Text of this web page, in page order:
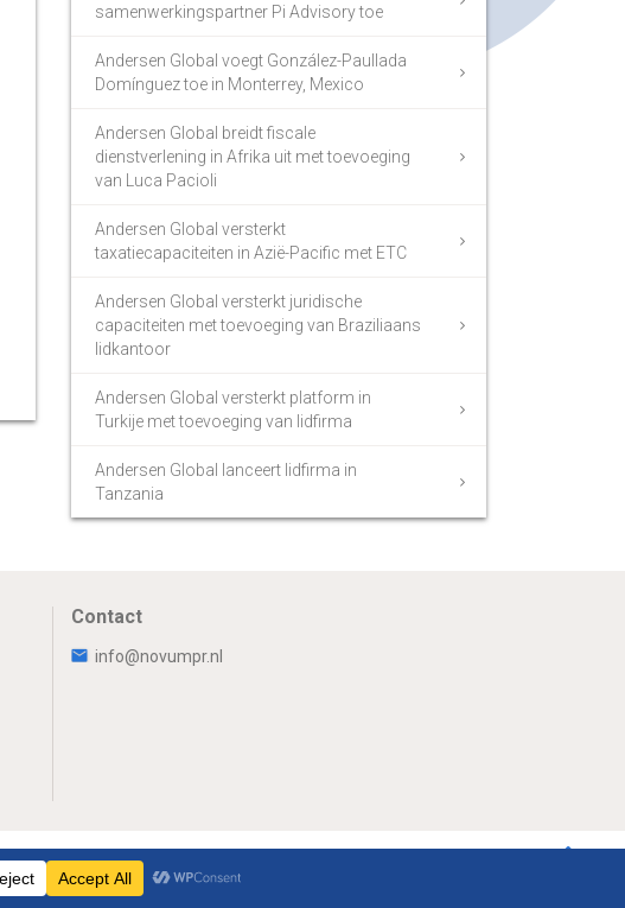
samenwerkingspartner Pi Advisory toe
Andersen Global voegt González-Paullada
Domínguez toe in Monterrey, Mexico
Andersen Global breidt fiscale
dienstverlening in Afrika uit met toevoeging
van Luca Pacioli
Andersen Global versterkt
taxatiecapaciteiten in Azië-Pacific met ETC
Andersen Global versterkt juridische
capaciteiten met toevoeging van Braziliaans
lidkantoor
Andersen Global versterkt platform in
Turkije met toevoeging van lidfirma
Andersen Global lanceert lidfirma in
Tanzania
Contact
info@novumpr.nl